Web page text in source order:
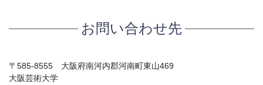
お問い合わせ先
〒585-8555 大阪府南河内郡河南町東山469
大阪芸術大学